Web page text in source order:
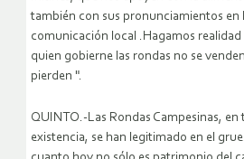
también con sus pronunciamientos en
comunicación local .Hagamos
quien gobierne las rondas no se
pierden ".
QUINTO.-Las Rondas Campesinas, en
existencia, se han legitimado en el